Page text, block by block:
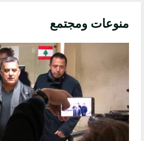
منوعات ومجتمع